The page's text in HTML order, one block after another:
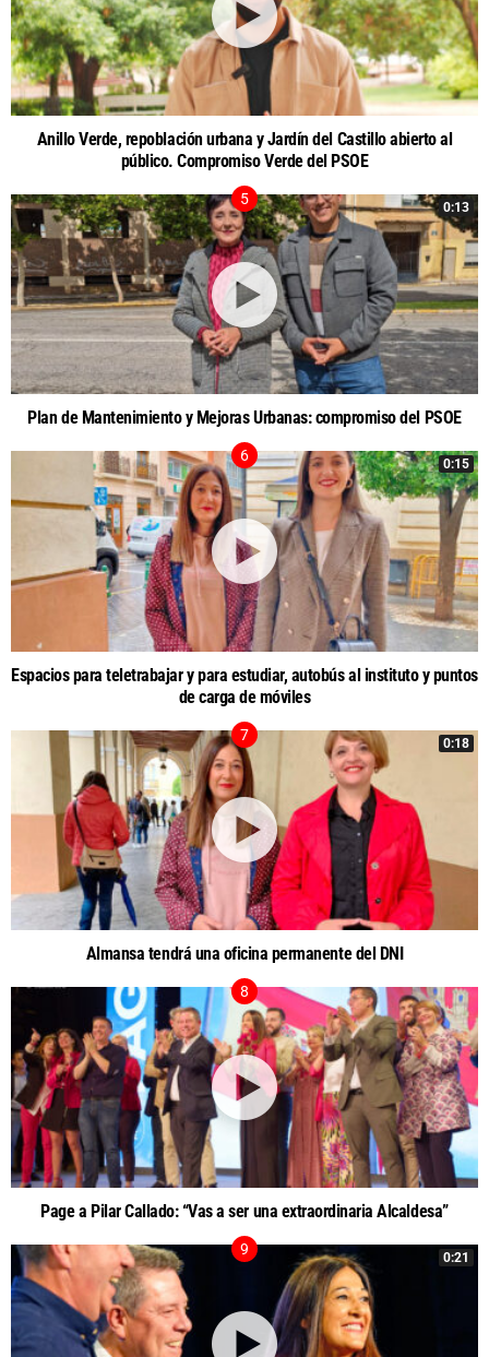
Anillo Verde, repoblación urbana y Jardín del Castillo abierto al
público. Compromiso Verde del PSOE
0:13
Plan de Mantenimiento y Mejoras Urbanas: compromiso del PSOE
0:15
Espacios para teletrabajar y para estudiar, autobús al instituto y puntos
de carga de móviles
0:18
Almansa tendrá una oficina permanente del DNI
Page a Pilar Callado: “Vas a ser una extraordinaria Alcaldesa”
0:21